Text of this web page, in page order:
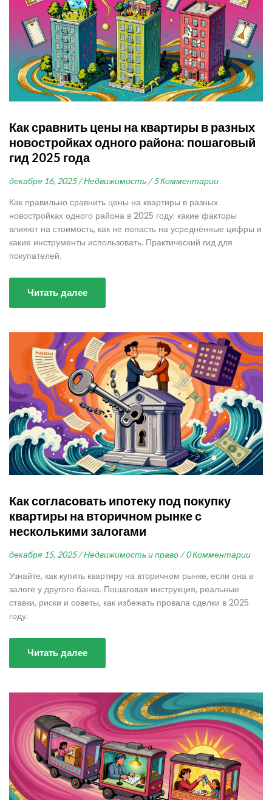
Как сравнить цены на квартиры в разных
новостройках одного района: пошаговый
гид 2025 года
декабря 16, 2025 / Недвижимость / 5 Комментарии
Как правильно сравнить цены на квартиры в разных
новостройках одного района в 2025 году: какие факторы
влияют на стоимость, как не попасть на усреднённые цифры и
какие инструменты использовать. Практический гид для
покупателей.
Читать далее
Как согласовать ипотеку под покупку
квартиры на вторичном рынке с
несколькими залогами
декабря 15, 2025 / Недвижимость и право / 0 Комментарии
Узнайте, как купить квартиру на вторичном рынке, если она в
залоге у другого банка. Пошаговая инструкция, реальные
ставки, риски и советы, как избежать провала сделки в 2025
году.
Читать далее